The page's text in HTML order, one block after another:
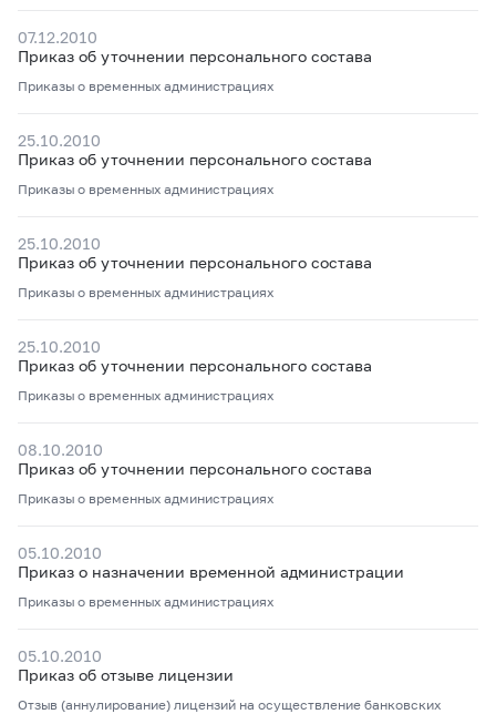
07.12.2010
Приказ об уточнении персонального состава
Приказы о временных администрациях
25.10.2010
Приказ об уточнении персонального состава
Приказы о временных администрациях
25.10.2010
Приказ об уточнении персонального состава
Приказы о временных администрациях
25.10.2010
Приказ об уточнении персонального состава
Приказы о временных администрациях
08.10.2010
Приказ об уточнении персонального состава
Приказы о временных администрациях
05.10.2010
Приказ о назначении временной администрации
Приказы о временных администрациях
05.10.2010
Приказ об отзыве лицензии
Отзыв (аннулирование) лицензий на осуществление банковских